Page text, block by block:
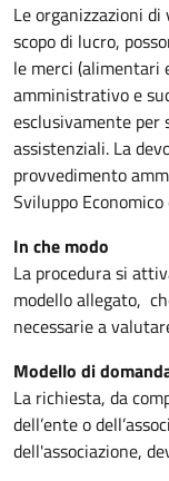
Le organizzazioni
scopo di lucro,
le merci (alimentari
amministrativo e
esclusivamente per
assistenziali. La
provvedimento
Sviluppo
In che modo
La procedura si
modello allegato,
necessarie a
Modello di
La richiesta, da
dell’ente o
dell'associazione,